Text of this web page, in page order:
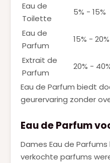
Eau de
Toilette
5% - 15%
Eau de
Parfum
15% - 20%
Extrait de
Parfum
20% -
Eau de Parfum biedt
geurervaring zonder
Eau de Parfum
Dames Eau de
verkochte parfums